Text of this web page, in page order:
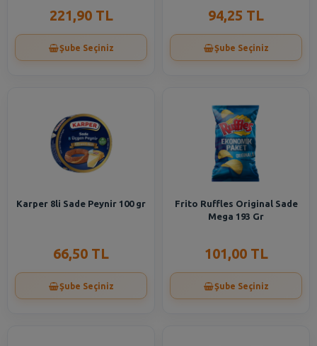
221,90 TL
Şube Seçiniz
94,25 TL
Şube Seçiniz
Karper 8li Sade Peynir 100 gr
66,50 TL
Şube Seçiniz
Frito Ruffles Original Sade
Mega 193 Gr
101,00 TL
Şube Seçiniz